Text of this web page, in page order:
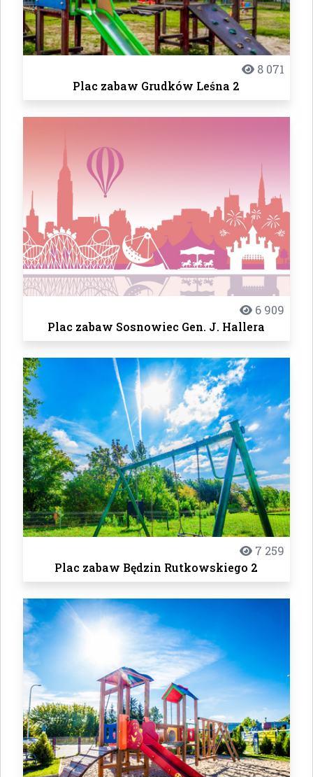
8 071
Plac zabaw Grudków Leśna 2
6 909
Plac zabaw Sosnowiec Gen. J. Hallera
7 259
Plac zabaw Będzin Rutkowskiego 2